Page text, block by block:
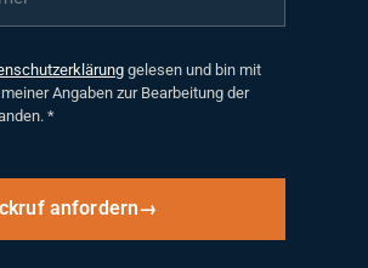
gelesen und bin mit
Angaben zur Bearbeitung der
*
anfordern